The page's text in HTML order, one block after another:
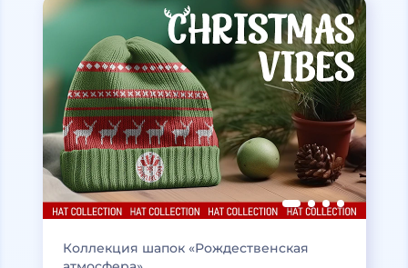
Коллекция шапок «Рождественская